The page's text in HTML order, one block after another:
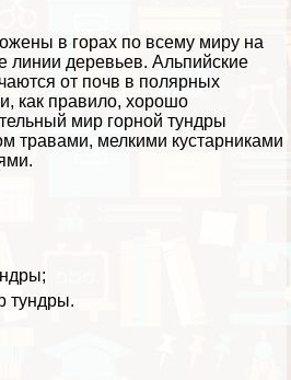
в горах по всему миру на
линии деревьев. Альпийские
от почв в полярных
как правило, хорошо
мир горной тундры
травами, мелкими кустарниками
;
тундры.